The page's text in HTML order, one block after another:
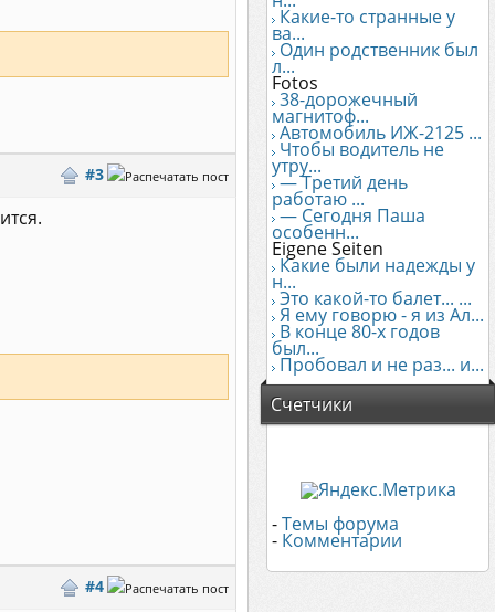
Какие-то странные у
ва...
Один родственник был
л...
Fotos
38-дорожечный
магнитоф...
Автомобиль ИЖ-2125 ...
Чтобы водитель не
утру...
— Третий день
работаю ...
— Сегодня Паша
особенн...
Eigene Seiten
Какие были надежды у
н...
Это какой-то балет... ...
Я ему говорю - я из Ал...
В конце 80-х годов
был...
Пробовал и не раз... и...
Счетчики
-Темы форума
- Комментарии
#3
#4